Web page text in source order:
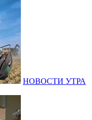
НОВОСТИ УТРА